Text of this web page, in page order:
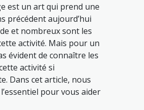
est un art qui prend une
précédent aujourd’hui
et nombreux sont les
activité. Mais pour un
évident de connaître les
activité si
Dans cet article, nous
pour vous aider